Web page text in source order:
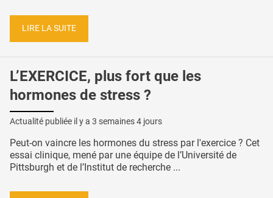
LIRE LA SUITE
L’EXERCICE, plus fort que les
hormones de stress ?
Actualité publiée il y a 3 semaines 4 jours
Peut-on vaincre les hormones du stress par l'exercice ? Cet
essai clinique, mené par une équipe de l’Université de
Pittsburgh et de l’Institut de recherche ...